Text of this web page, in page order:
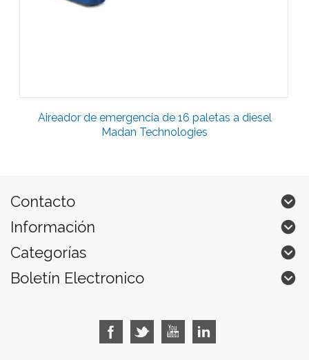
Aireador de emergencia de 16 paletas a diesel
Madan Technologies
Contacto
Información
Categorías
Boletín Electronico